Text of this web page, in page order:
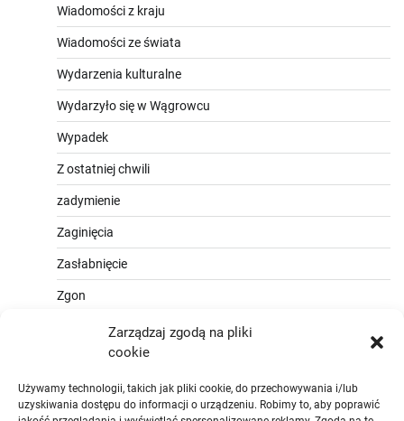
Zarządzaj zgodą na pliki
cookie
Używamy technologii, takich jak pliki cookie, do przechowywania i/lub
uzyskiwania dostępu do informacji o urządzeniu. Robimy to, aby poprawić
Wiadomości z kraju
Wiadomości ze świata
Wydarzenia kulturalne
Wydarzyło się w Wągrowcu
Wypadek
Z ostatniej chwili
zadymienie
Zaginięcia
Zasłabnięcie
Zgon